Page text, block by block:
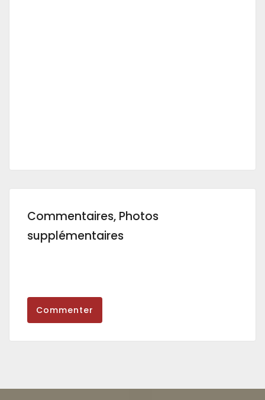
Commentaires, Photos
supplémentaires
Commenter